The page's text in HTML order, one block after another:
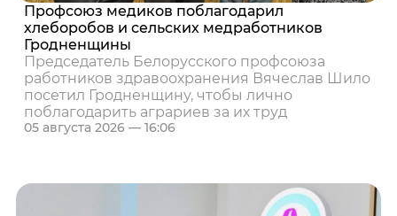
Профсоюз медиков поблагодарил
хлеборобов и сельских медработников
Гродненщины
Председатель Белорусского профсоюза
работников здравоохранения Вячеслав Шило
посетил Гродненщину, чтобы лично
поблагодарить аграриев за их труд
05 августа 2026 — 16:06